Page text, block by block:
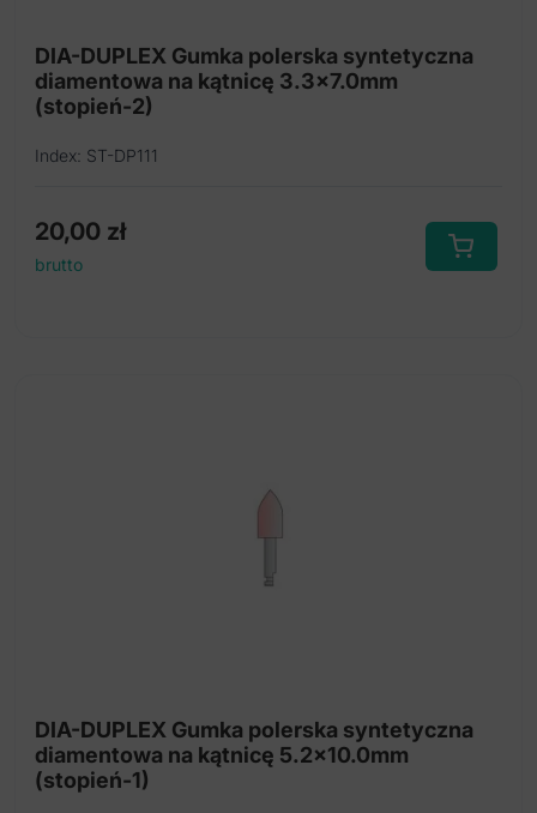
DIA-DUPLEX Gumka polerska syntetyczna
diamentowa na kątnicę 3.3x7.0mm
(stopień-2)
Index: ST-DP111
20,00 zł
brutto
DIA-DUPLEX Gumka polerska syntetyczna
diamentowa na kątnicę 5.2x10.0mm
(stopień-1)